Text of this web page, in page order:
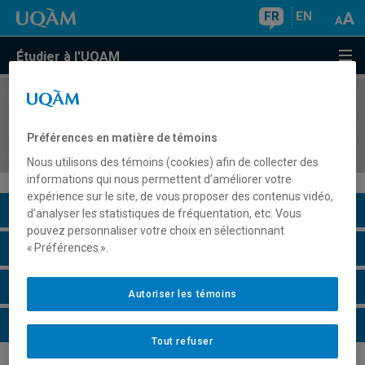
FR EN
Étudier à l'UQAM
COURS//
Cultures
Description du cours
Horaire - Été 2026
Horaire - Automne 2026
Horaire - Hiver 2027
Préférences en matière de témoins
Nous utilisons des témoins (cookies) afin de collecter des
informations qui nous permettent d’améliorer votre
expérience sur le site, de vous proposer des contenus vidéo,
d’analyser les statistiques de fréquentation, etc. Vous
pouvez personnaliser votre choix en sélectionnant
« Préférences ».
Tout refuser
Autoriser les témoins